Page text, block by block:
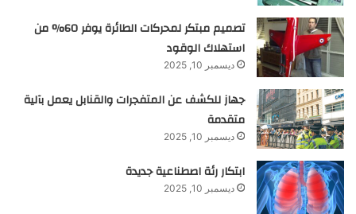
تصميم مبتكر لمحركات الطائرة يوفر 60% من
استهلاك الوقود
ديسمبر 10, 2025
جهاز للكشف عن المتفجرات والقنابل يعمل بآلية
متقدمة
ديسمبر 10, 2025
ابتكار رئة اصطناعية جديدة
ديسمبر 10, 2025